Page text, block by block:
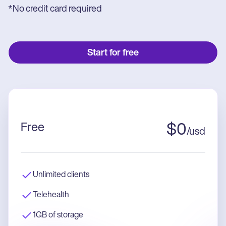
*No credit card required
Start for free
Free $0/usd
Unlimited clients
Telehealth
1GB of storage